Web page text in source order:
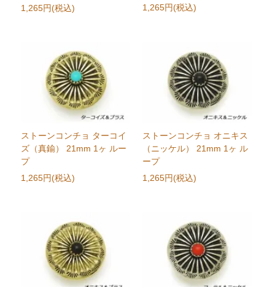
1,265円(税込)
1,265円(税込)
ストーンコンチョ ターコイ
ズ（真鍮） 21mm 1ヶ ルー
プ
1,265円(税込)
ストーンコンチョ オニキス
（ニッケル） 21mm 1ヶ ル
ープ
1,265円(税込)